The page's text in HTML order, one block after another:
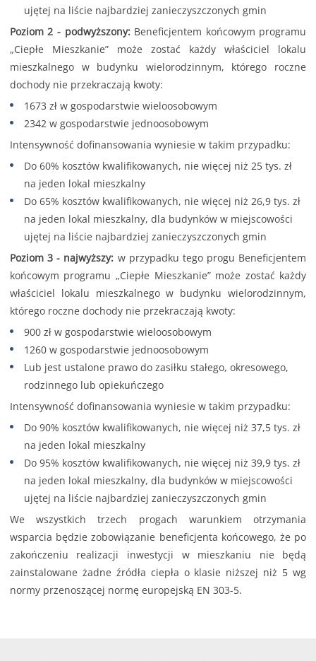
ujętej na liście najbardziej zanieczyszczonych gmin
Poziom 2 - podwyższony:Beneficjentem końcowym programu
„Ciepłe Mieszkanie” może zostać każdy właściciel lokalu
mieszkalnego w budynku wielorodzinnym, którego roczne
dochody nie przekraczają kwoty:
1673 zł w gospodarstwie wieloosobowym
2342 w gospodarstwie jednoosobowym
Intensywność dofinansowania wyniesie w takim przypadku:
Do 60% kosztów kwalifikowanych, nie więcej niż 25 tys. zł
na jeden lokal mieszkalny
Do 65% kosztów kwalifikowanych, nie więcej niż 26,9 tys. zł
na jeden lokal mieszkalny, dla budynków w miejscowości
ujętej na liście najbardziej zanieczyszczonych gmin
Poziom 3 - najwyższy: w przypadku tego progu Beneficjentem
końcowym programu „Ciepłe Mieszkanie” może zostać każdy
właściciel lokalu mieszkalnego w budynku wielorodzinnym,
którego roczne dochody nie przekraczają kwoty:
900 zł w gospodarstwie wieloosobowym
1260 w gospodarstwie jednoosobowym
Lub jest ustalone prawo do zasiłku stałego, okresowego,
rodzinnego lub opiekuńczego
Intensywność dofinansowania wyniesie w takim przypadku:
Do 90% kosztów kwalifikowanych, nie więcej niż 37,5 tys. zł
na jeden lokal mieszkalny
Do 95% kosztów kwalifikowanych, nie więcej niż 39,9 tys. zł
na jeden lokal mieszkalny, dla budynków w miejscowości
ujętej na liście najbardziej zanieczyszczonych gmin
We wszystkich trzech progach warunkiem otrzymania
wsparcia będzie zobowiązanie beneficjenta końcowego, że po
zakończeniu realizacji inwestycji w mieszkaniu nie będą
zainstalowane żadne źródła ciepła o klasie niższej niż 5 wg
normy przenoszącej normę europejską EN 303-5.